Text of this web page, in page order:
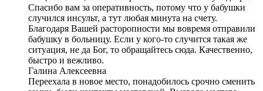
Спасибо вам за оперативность, потому что у бабушки
случился инсульт, а тут любая минута на счету.
Благодаря Вашей расторопности мы вовремя отправили
бабушку в больницу. Если у кого-то случится такая же
ситуация, не да Бог, то обращайтесь сюда. Качественно,
быстро и вежливо.
Галина Алексеевна
Переехала в новое место, понадобилось срочно сменить